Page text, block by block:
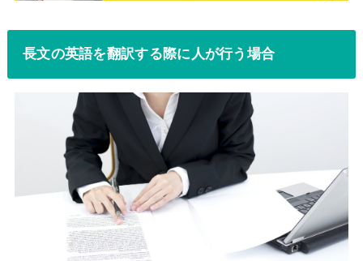
長文の英語を翻訳する際に人が行う場合